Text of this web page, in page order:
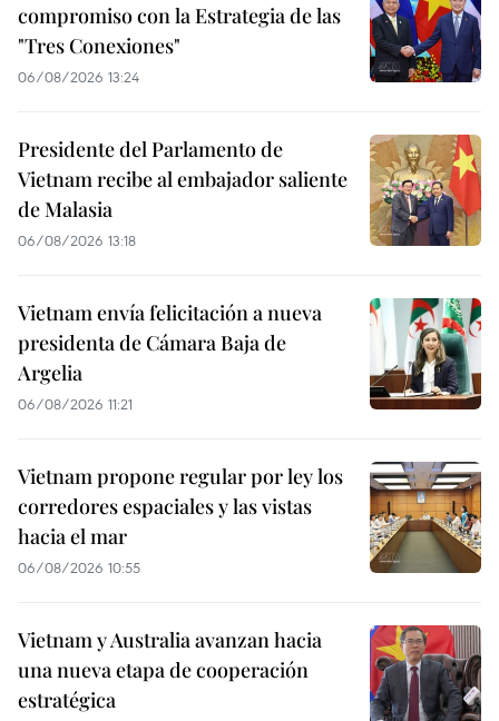
compromiso con la Estrategia de las
"Tres Conexiones"
06/08/2026 13:24
Presidente del Parlamento de
Vietnam recibe al embajador saliente
de Malasia
06/08/2026 13:18
Vietnam envía felicitación a nueva
presidenta de Cámara Baja de
Argelia
06/08/2026 11:21
Vietnam propone regular por ley los
corredores espaciales y las vistas
hacia el mar
06/08/2026 10:55
Vietnam y Australia avanzan hacia
una nueva etapa de cooperación
estratégica